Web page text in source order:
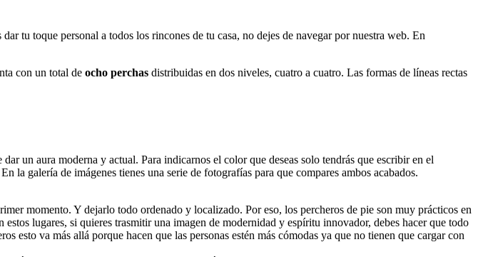
tu toque personal a todos los rincones de tu casa, no dejes de navegar por nuestra web. En
con un total de ocho perchas distribuidas en dos niveles, cuatro a cuatro. Las formas de líneas rectas
un aura moderna y actual. Para indicarnos el color que deseas solo tendrás que escribir en el
la galería de imágenes tienes una serie de fotografías para que compares ambos acabados.
momento. Y dejarlo todo ordenado y localizado. Por eso, los percheros de pie son muy prácticos en
lugares, si quieres trasmitir una imagen de modernidad y espíritu innovador, debes hacer que todo
esto va más allá porque hacen que las personas estén más cómodas ya que no tienen que cargar con